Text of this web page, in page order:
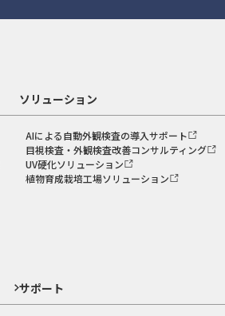
ソリューション
AIによる自動外観検査の導入サポート
目視検査・外観検査改善コンサルティング
UV硬化ソリューション
植物育成栽培工場ソリューション
サポート